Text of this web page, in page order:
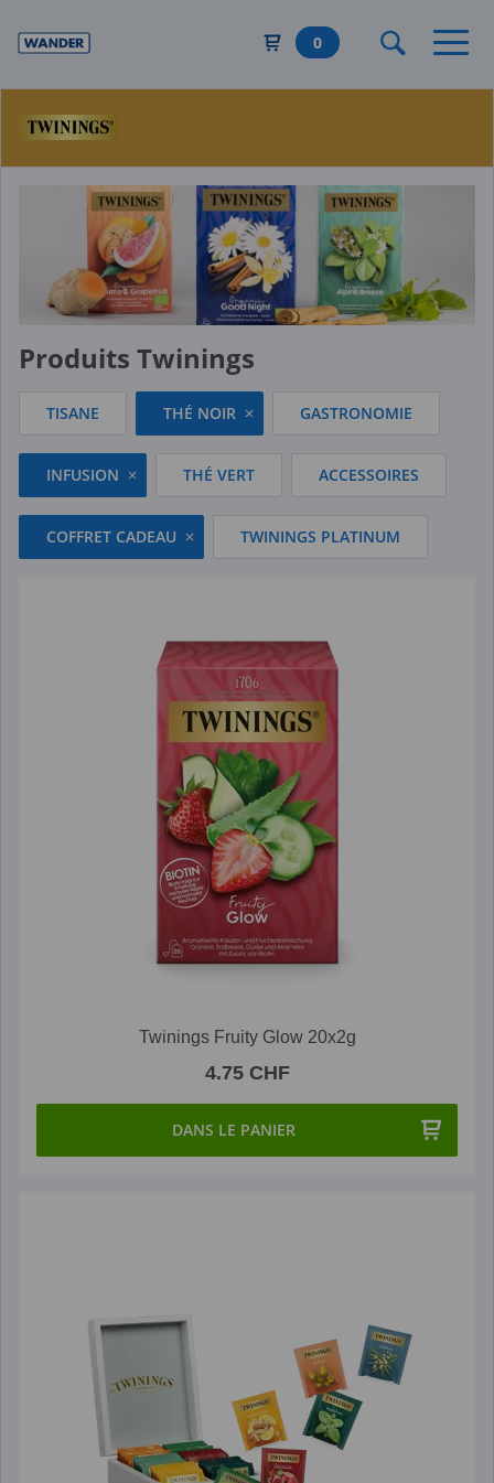
au
principal
0
Produits Twinings
TISANE THÉ NOIR GASTRONOMIE
INFUSION THÉ VERT ACCESSOIRES
COFFRET CADEAU TWININGS PLATINUM
Twinings Fruity Glow 20x2g
4.75 CHF
DANS LE PANIER